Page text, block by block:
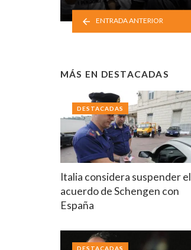
ENTRADA ANTERIOR
MÁS EN DESTACADAS
Italia considera suspender el
acuerdo de Schengen con
España
DESTACADAS
DESTACADAS